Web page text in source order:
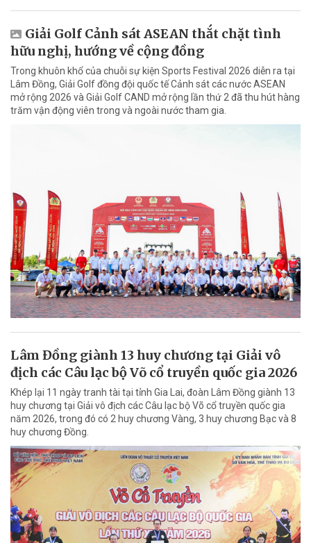
Giải Golf Cảnh sát ASEAN thắt chặt tình
hữu nghị, hướng về cộng đồng
Trong khuôn khổ của chuỗi sự kiện Sports Festival 2026 diễn ra tại
Lâm Đồng, Giải Golf đồng đội quốc tế Cảnh sát các nước ASEAN
mở rộng 2026 và Giải Golf CAND mở rộng lần thứ 2 đã thu hút hàng
trăm vận động viên trong và ngoài nước tham gia.
Lâm Đồng giành 13 huy chương tại Giải vô
địch các Câu lạc bộ Võ cổ truyền quốc gia 2026
Khép lại 11 ngày tranh tài tại tỉnh Gia Lai, đoàn Lâm Đồng giành 13
huy chương tại Giải vô địch các Câu lạc bộ Võ cổ truyền quốc gia
năm 2026, trong đó có 2 huy chương Vàng, 3 huy chương Bạc và 8
huy chương Đồng.